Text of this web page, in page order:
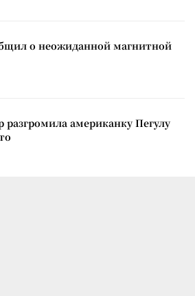
о неожиданной магнитной
американку Пегулу